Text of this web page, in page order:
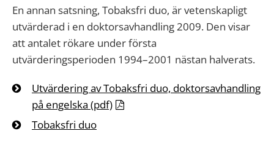
En annan satsning, Tobaksfri duo, är vetenskapligt
utvärderad i en doktorsavhandling 2009. Den visar
att antalet rökare under första
utvärderingsperioden 1994–2001 nästan halverats.
Utvärdering av Tobaksfri duo, doktorsavhandling
på engelska (pdf)
Tobaksfri duo